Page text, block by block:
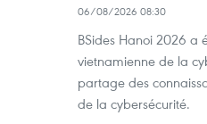
06/08/2026 08:30
BSides Hanoi 2026 a
vietnamienne de la
partage des
de la cybersécurité.